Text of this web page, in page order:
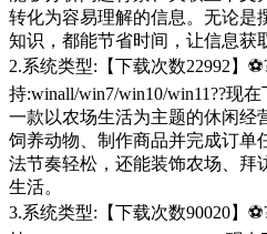
转化为容易理解的信息。无论是
知识，都能节省时间，让信息获
2.系统类型:【下载次数22992】
持:winall/win7/win10/win11??现
一款以农场生活为主题的休闲经
饲养动物、制作商品并完成订单
法节奏轻松，还能装饰农场、拜
生活。
3.系统类型:【下载次数90020】